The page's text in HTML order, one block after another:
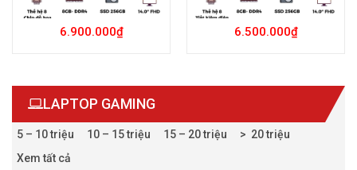
6.900.000₫ 6.500.000₫
LAPTOP GAMING
5 – 10 triệu 10 – 15 triệu 15 – 20 triệu
> 20 triệu
Xem tất cả